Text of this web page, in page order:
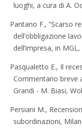
luoghi, a cura di A.
Pantano F., “Scarso
dell’obbligazione
dell’impresa, in
Pasqualetto E., Il
Commentario breve
Grandi - M. Biasi,
Persiani M.,
subordinazioni,